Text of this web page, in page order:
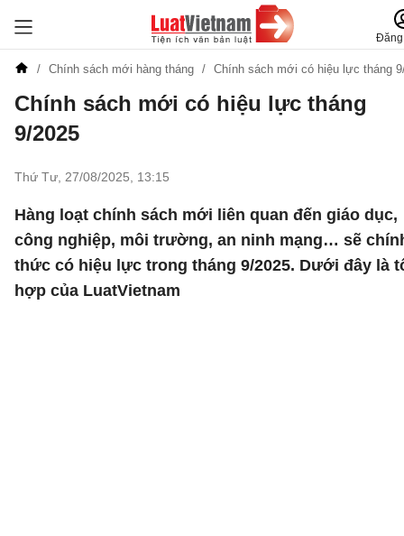
Chính sách mới hàng tháng Chính sách mới có hiệu lực tháng
Chính sách mới có hiệu lực tháng
9/2025
Thứ Tư, 27/08/2025 13:15
Hàng loạt chính sách mới liên quan đến giáo dục,
công nghiệp, môi trường, an ninh mạng… sẽ
thức có hiệu lực trong tháng 9/2025. Dưới đây là
hợp của LuatVietnam